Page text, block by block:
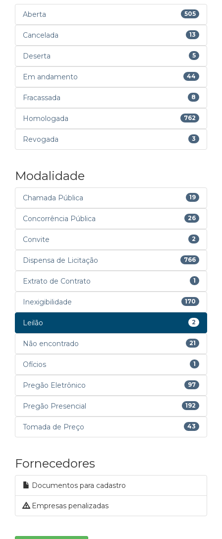
Aberta 505
Cancelada 13
Deserta 5
Em andamento 44
Fracassada 8
Homologada 762
Revogada 3
Modalidade
Chamada Pública 19
Concorrência Pública 26
Convite 2
Dispensa de Licitação 766
Extrato de Contrato 1
Inexigibilidade 170
Leilão 2
Não encontrado 21
Ofícios 1
Pregão Eletrônico 97
Pregão Presencial 192
Tomada de Preço 43
Fornecedores
Documentos para cadastro
Empresas penalizadas